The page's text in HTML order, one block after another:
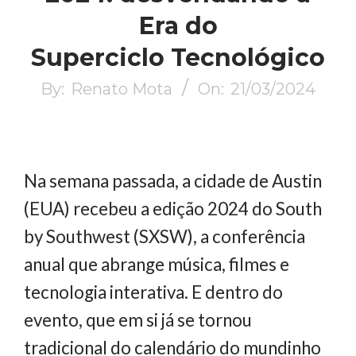
Era do
Superciclo Tecnológico
By: Renato Mota On: 21/03/2024
Na semana passada, a cidade de Austin
(EUA) recebeu a edição 2024 do South
by Southwest (SXSW), a conferência
anual que abrange música, filmes e
tecnologia interativa. E dentro do
evento, que em si já se tornou
tradicional do calendário do mundinho